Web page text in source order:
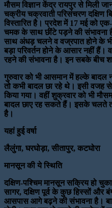
मौसम विज्ञान केंद्र रायपुर से मिली
चक्रीय चक्रवाती परिसंचरण दक्षिण
विस्तारित है। प्रदेश में 17 मई को एक-
चमक के साथ छींटे पड़ने की संभावना
साथ अंधड़ चलने व वज्रपात होने के
बड़ा परिवर्तन होने के आसार नहीं हैं।
रहने की संभावना है। इन सबके बीच
गुरुवार को भी आसमान में हल्के
तो कभी बादल छा रहे थे। इसी वजह से
किया गया। वहीं शुक्रवार को भी
बादल छाए रह सकते हैं। इसके चलते
है।
यहां हुई वर्षा
लैलुंगा, घरघोड़ा, सीतापुर, कटघोरा
मानसून की ये स्थिति
दक्षिण-पश्चिम मानसून सक्रिय हो
सागर, दक्षिण पूर्व के कुछ हिस्सों और
आसपास आगे बढ़ने की संभावना है।